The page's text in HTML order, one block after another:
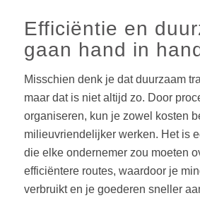
Efficiëntie en
gaan hand in
Misschien denk je dat duurzaam
maar dat is niet altijd zo. Door
organiseren, kun je zowel kosten
milieuvriendelijker werken. Het is
die elke ondernemer zou moeten
efficiëntere routes, waardoor je
verbruikt en je goederen sneller